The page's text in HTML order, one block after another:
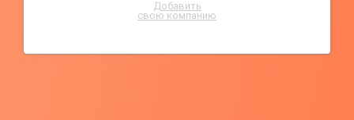
Добавить
свою компанию